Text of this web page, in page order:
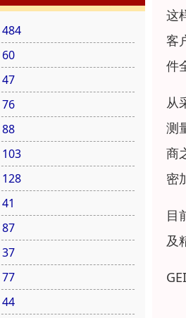
484
60
47
76
88
103
128
41
87
37
77
44
这
客
件
从
测
商
密
目
及